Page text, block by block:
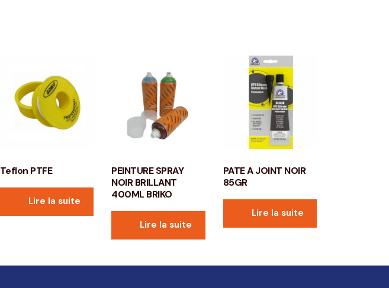
Teflon PTFE
Lire la suite
PEINTURE SPRAY
NOIR BRILLANT
400ML BRIKO
Lire la suite
PATE A JOINT NOIR
85GR
Lire la suite